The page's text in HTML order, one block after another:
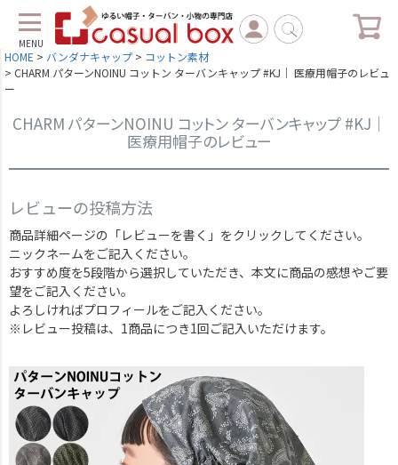
MENU
HOME バンダナキャップ
コットン素材
CHARM パターンNOINU コットン ターバンキャップ #KJ｜ 医療用帽子のレビュ
ー
CHARM パターンNOINU コットン ターバンキャップ #KJ｜
医療用帽子のレビュー
レビューの投稿方法
商品詳細ページの「レビューを書く」をクリックしてください。
ニックネームをご記入ください。
おすすめ度を5段階から選択していただき、本文に商品の感想やご要
望をご記入ください。
よろしければプロフィールをご記入ください。
※レビュー投稿は、1商品につき1回ご記入いただけます。